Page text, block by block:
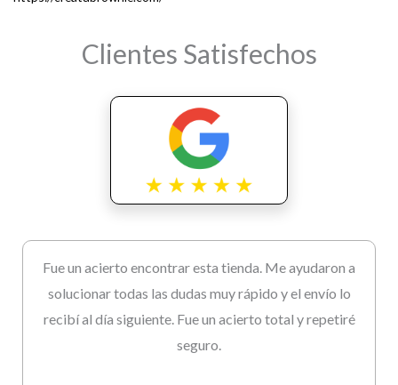
Clientes Satisfechos
Fue un acierto encontrar esta tienda. Me ayudaron a
solucionar todas las dudas muy rápido y el envío lo
recibí al día siguiente. Fue un acierto total y repetiré
seguro.